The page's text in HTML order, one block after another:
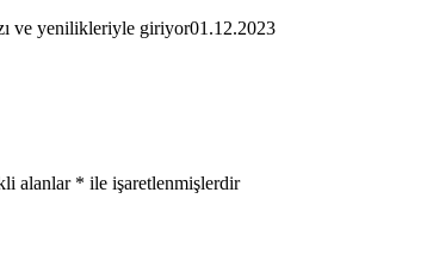
ve yenilikleriyle giriyor01.12.2023
alanlar * ile işaretlenmişlerdir